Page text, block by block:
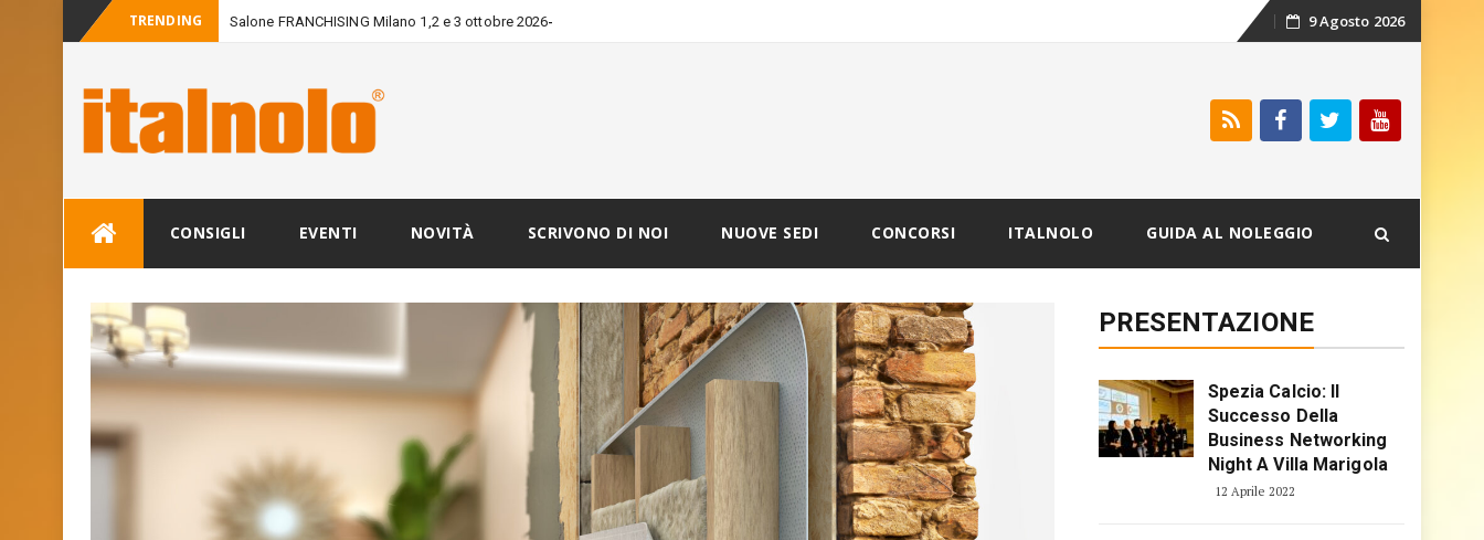
TRENDING Salone FRANCHISING Milano 1,2 e 3 ottobre 2026-
Skip
content
9 Agosto 2026
CONSIGLI EVENTI NOVITÀ SCRIVONO DI NOI NUOVE SEDI CONCORSI ITALNOLO GUIDA AL NOLEGGIO
PRESENTAZIONE
Spezia Calcio: Il
Successo Della
Business Networking
Night A Villa Marigola
12 Aprile 2022